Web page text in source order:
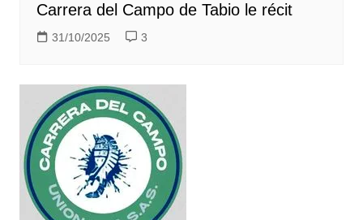
Carrera del Campo de Tabio le récit
31/10/2025 3